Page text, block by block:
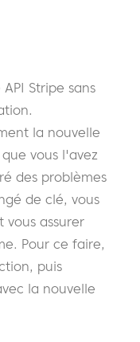
Stripe sans
la nouvelle
vous l'avez
des problèmes
de clé, vous
vous assurer
Pour ce faire,
puis
la nouvelle